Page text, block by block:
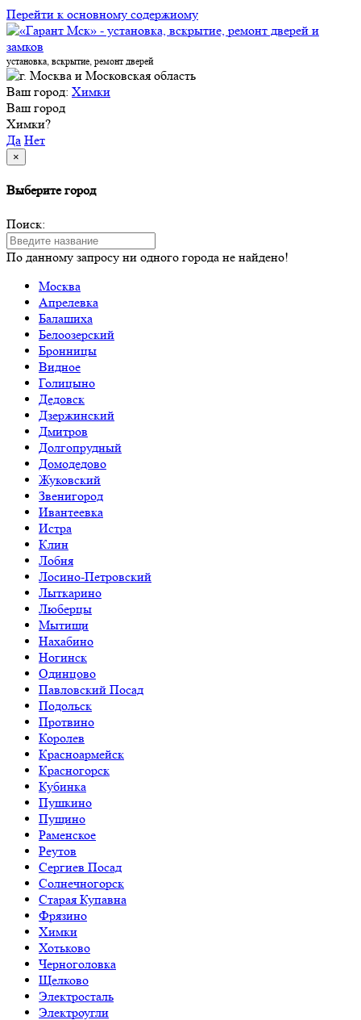
Перейти к основному содержиому
установка, вскрытие, ремонт дверей
Ваш город: Химки
Ваш город
Химки?
Да Нет
×
Выберите город
Поиск:
По данному запросу ни одного города не найдено!
Москва
Апрелевка
Балашиха
Белоозерский
Бронницы
Видное
Голицыно
Дедовск
Дзержинский
Дмитров
Долгопрудный
Домодедово
Жуковский
Звенигород
Ивантеевка
Истра
Клин
Лобня
Лосино-Петровский
Лыткарино
Люберцы
Мытищи
Нахабино
Ногинск
Одинцово
Павловский Посад
Подольск
Протвино
Королев
Красноармейск
Красногорск
Кубинка
Пушкино
Пущино
Раменское
Реутов
Сергиев Посад
Солнечногорск
Старая Купавна
Фрязино
Химки
Хотьково
Черноголовка
Щелково
Электросталь
Электроугли